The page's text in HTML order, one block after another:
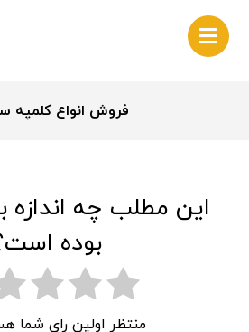
فروش انواع کلمپه
این مطلب چه اندازه
بوده
منتظر اولین رای شما